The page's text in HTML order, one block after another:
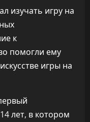
изучать игру на
к
помогли ему
игры на
лет, в котором